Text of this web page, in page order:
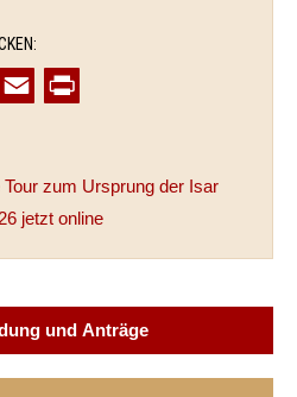
W
i
l
n
t
zum Ursprung der Isar
jetzt online
und Anträge